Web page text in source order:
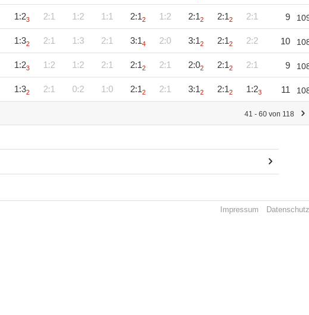
1:23 2:1 1:2 1:1 2:12 1:2 2:12 2:12 2:1 9
1:32 2:1 1:3 2:1 3:14 2:0 3:12 2:12 2:2 10
1:23 1:2 1:2 2:1 2:12 2:1 2:02 2:12 2:1 9
1:32 2:1 0:2 1:0 2:12 2:1 3:12 2:12 1:23 11
41 - 60 von 118
Impressum Datenschutz